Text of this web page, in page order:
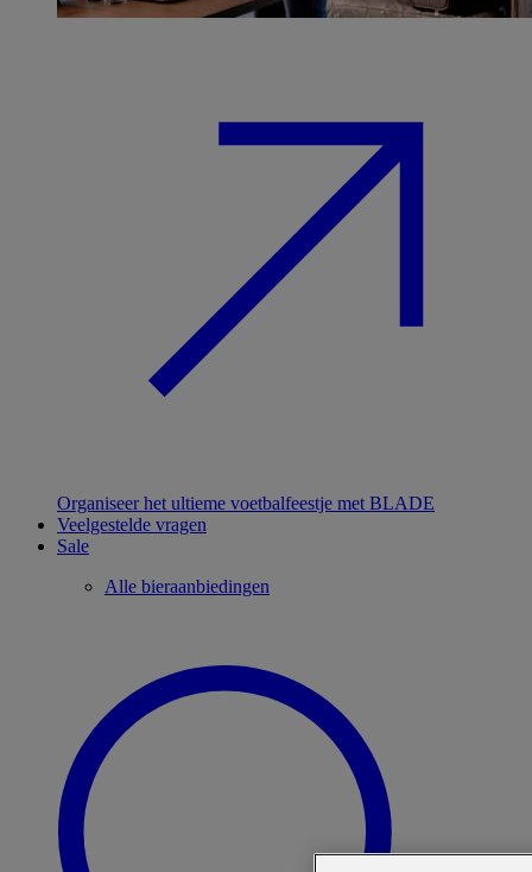
Organiseer het ultieme voetbalfeestje met BLADE
Veelgestelde vragen
Sale
Alle bieraanbiedingen